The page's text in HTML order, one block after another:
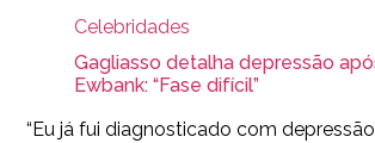
Celebridades
Gagliasso detalha depressão
Ewbank: “Fase difícil”
“Eu já fui diagnosticado com